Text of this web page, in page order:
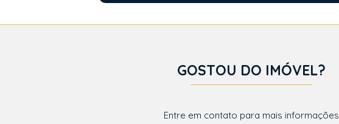
GOSTOU DO IMÓVEL?
Entre em contato para mais informações